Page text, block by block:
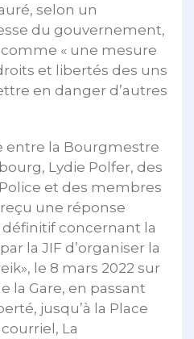
selon un
du gouvernement,
« une mesure
et libertés des uns
en danger d’autres
entre la Bourgmestre
Lydie Polfer, des
et des membres
reçu une réponse
concernant la
la JIF d’organiser la
le 8 mars 2022 sur
la Gare, en passant
jusqu’à la Place
La